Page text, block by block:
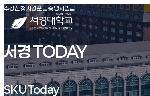
서경대학교
수강신청(새창 열림)
서경포탈(새창 열림)
증명서발급(새창 열림)
서경 TODAY
SKU Today
SKU Today